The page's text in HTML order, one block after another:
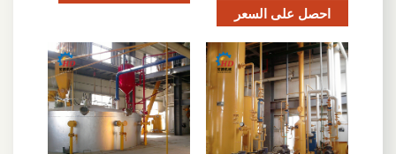
احصل على السعر